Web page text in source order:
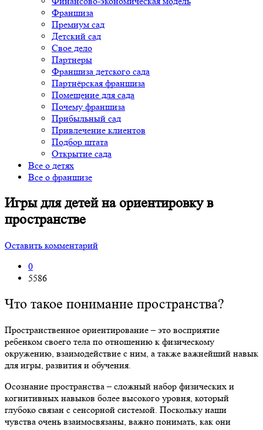
Франшиза
Премиум сад
Детский сад
Свое дело
Партнеры
Франшиза детского сада
Партнёрская франшиза
Помещение для сада
Почему франшиза
Прибыльный сад
Привлечение клиентов
Подбор штата
Открытие сада
Все о детях
Все о франшизе
Игры для детей на ориентировку в
пространстве
Оставить комментарий
0
5586
Что такое понимание пространства?
Пространственное ориентирование–это восприятие
ребенком своего тела по отношению к физическому
окружению, взаимодействие с ним, а также важнейший навык
для игры, развития и обучения.
Осознание пространства–сложный набор физических и
когнитивных навыков более высокого уровня, который
глубоко связан с сенсорной системой. Поскольку наши
чувства очень взаимосвязаны, важно понимать, как они